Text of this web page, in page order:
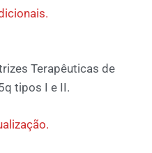
Terapêuticas de
tipos I e II.